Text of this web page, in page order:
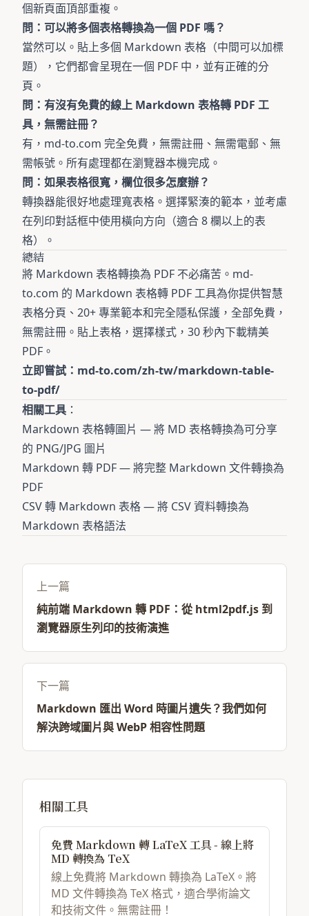
個新頁面頂部重複。
問：可以將多個表格轉換為一個 PDF 嗎？
當然可以。貼上多個 Markdown 表格（中間可以加標
題），它們都會呈現在一個 PDF 中，並有正確的分
頁。
問：有沒有免費的線上 Markdown 表格轉 PDF 工
具，無需註冊？
有，md-to.com 完全免費，無需註冊、無需電郵、無
需帳號。所有處理都在瀏覽器本機完成。
問：如果表格很寬，欄位很多怎麼辦？
轉換器能很好地處理寬表格。選擇緊湊的範本，並考慮
在列印對話框中使用橫向方向（適合 8 欄以上的表
格）。
總結
將 Markdown 表格轉換為 PDF 不必痛苦。md-
to.com 的 Markdown 表格轉 PDF 工具為你提供智慧
表格分頁、20+ 專業範本和完全隱私保護，全部免費，
無需註冊。貼上表格，選擇樣式，30 秒內下載精美
PDF。
立即嘗試： md-to.com/zh-tw/markdown-table-
to-pdf/
相關工具 ：
Markdown 表格轉圖片 — 將 MD 表格轉換為可分享
的 PNG/JPG 圖片
Markdown 轉 PDF— 將完整 Markdown 文件轉換為
PDF
CSV 轉 Markdown 表格— 將 CSV 資料轉換為
Markdown 表格語法
上一篇
純前端 Markdown 轉 PDF：從 html2pdf.js 到
瀏覽器原生列印的技術演進
下一篇
Markdown 匯出 Word 時圖片遺失？我們如何
解決跨域圖片與 WebP 相容性問題
相關工具
免費 Markdown 轉 LaTeX 工具 - 線上將
MD 轉換為 TeX
線上免費將 Markdown 轉換為 LaTeX。將
MD 文件轉換為 TeX 格式，適合學術論文
和技術文件。無需註冊！